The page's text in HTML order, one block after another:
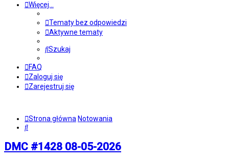
Więcej…
Tematy bez odpowiedzi
Aktywne tematy
Szukaj
FAQ
Zaloguj się
Zarejestruj się
Strona główna Notowania
Szukaj
DMC #1428 08-05-2026